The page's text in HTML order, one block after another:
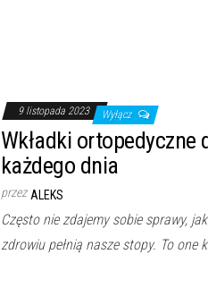
9 listopada 2023 Wyłącz
Wkładki
każdego dnia
przez ALEKS
Często nie zdajemy sobie sprawy,
zdrowiu pełnią nasze stopy. To one